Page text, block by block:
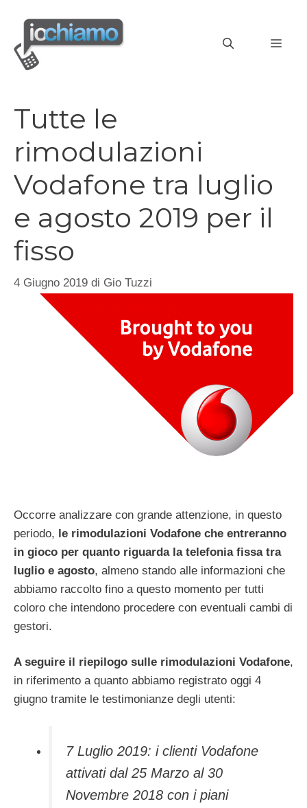
contenuto
Tutte le
rimodulazioni
Vodafone tra luglio
e agosto 2019 per il
fisso
4 Giugno 2019 di Gio Tuzzi
Occorre analizzare con grande attenzione, in questo
periodo, le rimodulazioni Vodafone che entreranno
in gioco per quanto riguarda la telefonia fissa tra
luglio e agosto, almeno stando alle informazioni che
abbiamo raccolto fino a questo momento per tutti
coloro che intendono procedere con eventuali cambi di
gestori.
A seguire il riepilogo sulle rimodulazioni Vodafone,
in riferimento a quanto abbiamo registrato oggi 4
giugno tramite le testimonianze degli utenti:
7 Luglio 2019: i clienti Vodafone
attivati dal 25 Marzo al 30
Novembre 2018 con i piani